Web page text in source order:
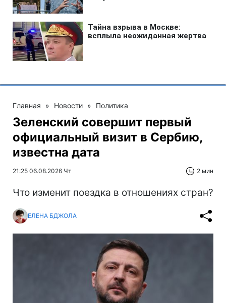
Главная » Новости » Политика
Зеленский совершит первый
официальный визит в Сербию,
известна дата
21:25 06.08.2026 Чт 2 мин
Что изменит поездка в отношениях стран?
ЕЛЕНА БДЖОЛА